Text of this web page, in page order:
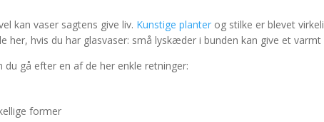
kan vaser sagtens give liv. Kunstige planter og stilke er blevet
her, hvis du har glasvaser: små lyskæder i bunden kan give et
du gå efter en af de her enkle retninger:
former